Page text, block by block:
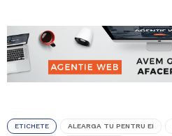
ETICHETE ALEARGA TU PENTRU EI